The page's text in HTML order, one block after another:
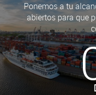
Ponemos a tu
abiertos para que